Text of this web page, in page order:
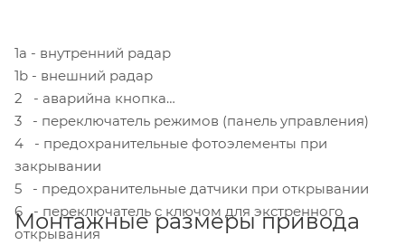
1а - внутренний радар
1b - внешний радар
2 - аварийна кнопка
3 - переключатель режимов (панель управления)
4 - предохранительные фотоэлементы при
закрывании
5 - предохранительные датчики при открывании
6 - переключатель с ключом для экстренного
открывания
Монтажные размеры привода